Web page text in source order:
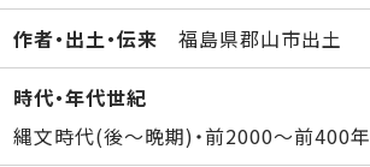
作者・出土・伝来 福島県郡山市出土
時代・年代世紀
縄文時代(後～晩期)・前2000～前400年